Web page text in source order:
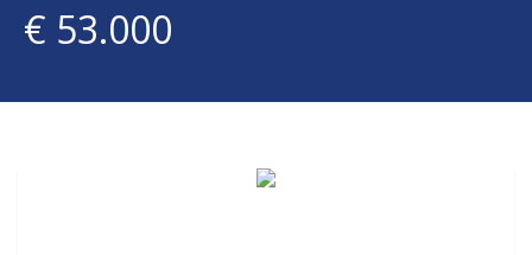
Proponi Un Immobile
€ 53.000